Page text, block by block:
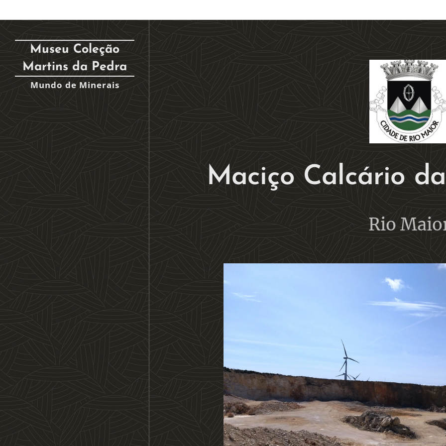
Museu Coleção
Martins da Pedra
Mundo de Minerais
Maciço Calcário
Rio